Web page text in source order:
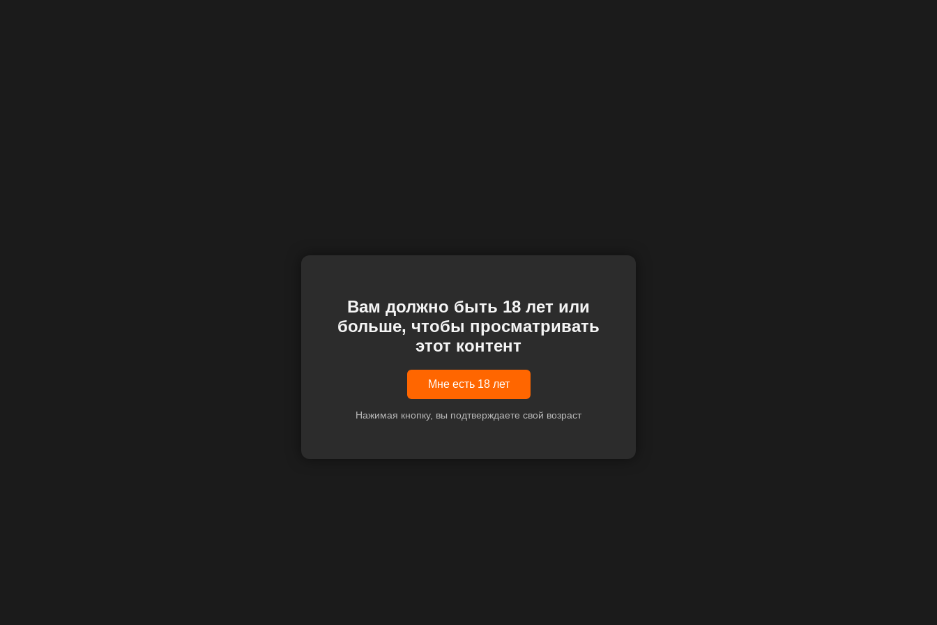
Вам должно быть 18 лет или
больше, чтобы просматривать
этот контент
Мне есть 18 лет
Нажимая кнопку, вы подтверждаете свой возраст